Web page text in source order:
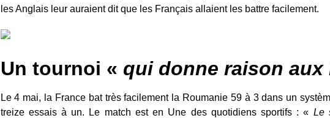
les Anglais leur auraient dit que les Français allaient les battre facilement.
Un tournoi « qui donne raison
Le 4 mai, la France bat très facilement la Roumanie 59 à 3 dans un
treize essais à un. Le match est en Une des quotidiens sportifs : « Le